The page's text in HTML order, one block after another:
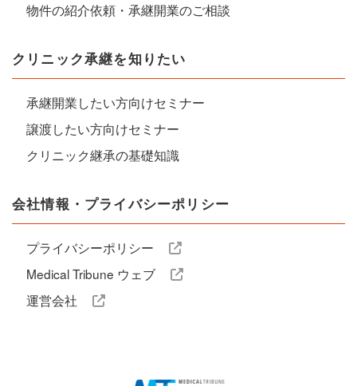
物件の紹介依頼・承継開業のご相談
クリニック承継を知りたい
承継開業したい方向けセミナー
譲渡したい方向けセミナー
クリニック継承の基礎知識
会社情報・プライバシーポリシー
プライバシーポリシー
Medical Tribune ウェブ
運営会社